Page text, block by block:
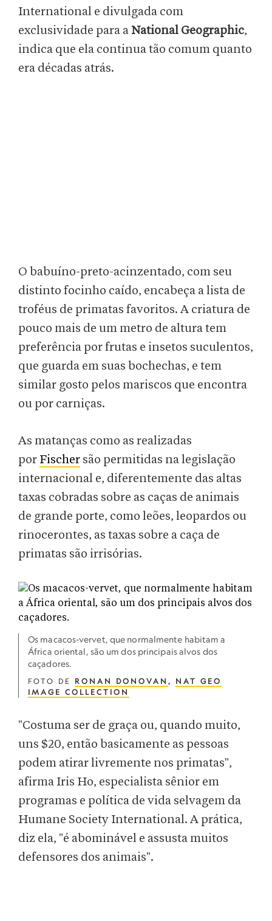
International e divulgada com
exclusividade para a National Geographic,
indica que ela continua tão comum quanto
era décadas atrás.
O babuíno-preto-acinzentado, com seu
distinto focinho caído, encabeça a lista de
troféus de primatas favoritos. A criatura de
pouco mais de um metro de altura tem
preferência por frutas e insetos suculentos,
que guarda em suas bochechas, e tem
similar gosto pelos mariscos que encontra
ou por carniças.
As matanças como as realizadas
por Fischer são permitidas na legislação
internacional e, diferentemente das altas
taxas cobradas sobre as caças de animais
de grande porte, como leões, leopardos ou
rinocerontes, as taxas sobre a caça de
primatas são irrisórias.
Os macacos-vervet, que normalmente habitam a
África oriental, são um dos principais alvos dos
caçadores.
FOTO DE RONAN DONOVAN , NAT GEO
IMAGE COLLECTION
"Costuma ser de graça ou, quando muito,
uns $20, então basicamente as pessoas
podem atirar livremente nos primatas",
afirma Iris Ho, especialista sênior em
programas e política de vida selvagem da
Humane Society International. A prática,
diz ela, "é abominável e assusta muitos
defensores dos animais".